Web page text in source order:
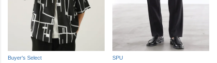
Buyer's Select
SPU